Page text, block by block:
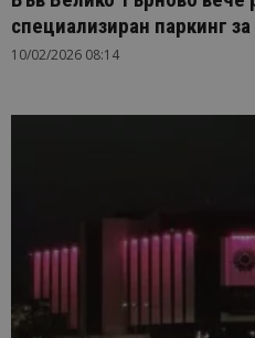
специализиран паркинг
10/02/2026 08:14